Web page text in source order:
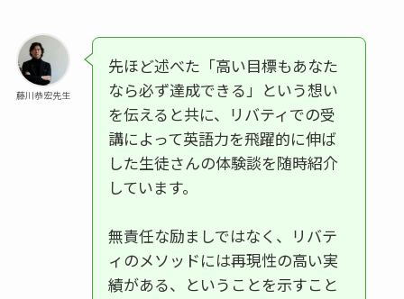
藤川恭宏先生
先ほど述べた「高い目標もあなた
なら必ず達成できる」という想い
を伝えると共に、リバティでの受
講によって英語力を飛躍的に伸ば
した生徒さんの体験談を随時紹介
しています。
無責任な励ましではなく、リバテ
ィのメソッドには再現性の高い実
績がある、ということを示すこと